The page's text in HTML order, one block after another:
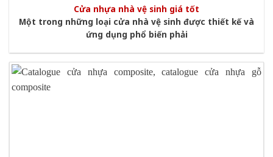
Cửa nhựa nhà vệ sinh giá tốt
Một trong những loại cửa nhà vệ sinh được thiết kế và
ứng dụng phổ biến phải